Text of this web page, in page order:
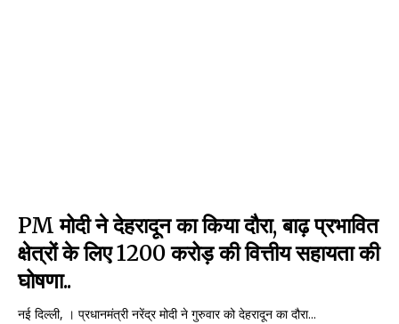
PM मोदी ने देहरादून का किया दौरा, बाढ़ प्रभावित
क्षेत्रों के लिए 1200 करोड़ की वित्तीय सहायता की
घोषणा..
नई दिल्ली, । प्रधानमंत्री नरेंद्र मोदी ने गुरुवार को देहरादून का दौरा...